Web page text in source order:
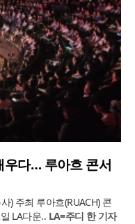
우다… 루아흐 콘서
) 주최 루아흐(RUACH) 콘
LA다운.. LA=주디 한 기자